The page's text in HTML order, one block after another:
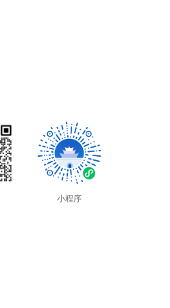
小程序